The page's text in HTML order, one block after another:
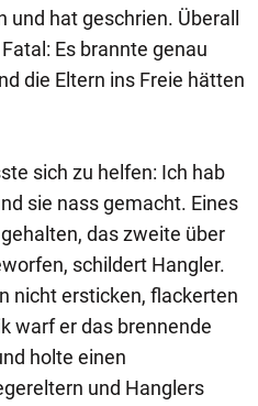
hat geschrien. Überall
Es brannte genau
die Eltern ins Freie hätten
sich zu helfen: Ich hab
sie nass gemacht. Eines
das zweite über
schildert Hangler.
nicht ersticken, flackerten
warf er das brennende
holte einen
und Hanglers